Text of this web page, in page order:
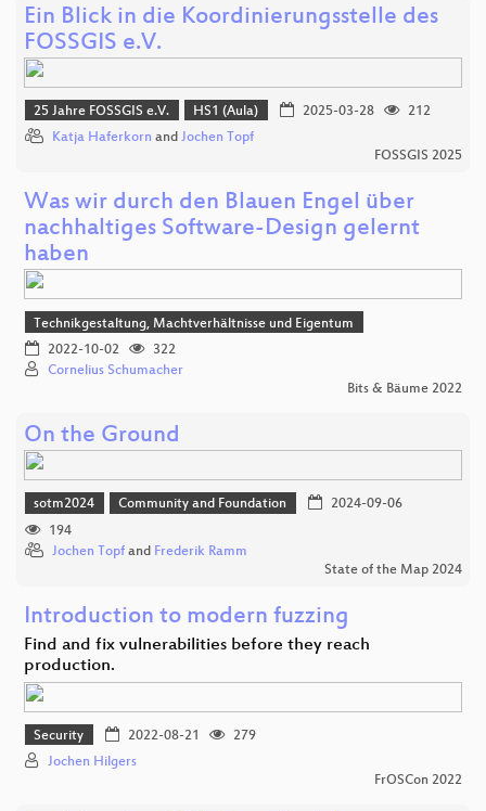
Ein Blick in die Koordinierungsstelle des
FOSSGIS e.V.
25 Jahre FOSSGIS e.V. HS1 (Aula) 2025-03-28
212
Katja Haferkorn and Jochen Topf
FOSSGIS 2025
Was wir durch den Blauen Engel über
nachhaltiges Software-Design gelernt
haben
Technikgestaltung, Machtverhältnisse und Eigentum
2022-10-02
322
Cornelius Schumacher
Bits & Bäume 2022
On the Ground
sotm2024 Community and Foundation
2024-09-06
194
Jochen Topf and Frederik Ramm
State of the Map 2024
Introduction to modern fuzzing
Find and fix vulnerabilities before they reach
production.
Security 2022-08-21
279
Jochen Hilgers
FrOSCon 2022